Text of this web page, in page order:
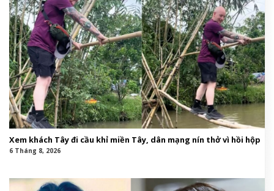
Xem khách Tây đi cầu khỉ miền Tây, dân mạng nín thở vì hồi hộp
6 Tháng 8, 2026